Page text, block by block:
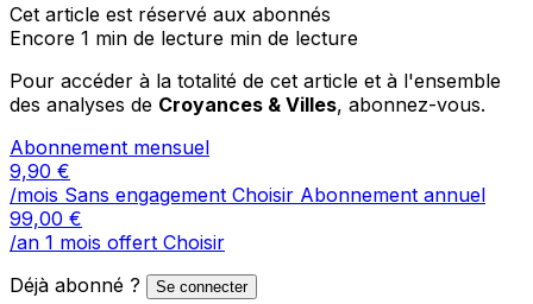
Cet article est réservé aux abonnés
Encore 1 min de lecture min de lecture
Pour accéder à la totalité de cet article et à l'ensemble
des analyses de Croyances & Villes, abonnez-vous.
Abonnement mensuel
9,90 €
/mois Sans engagement Choisir Abonnement annuel
99,00 €
/an 1 mois offert Choisir
Déjà abonné ?
Se connecter